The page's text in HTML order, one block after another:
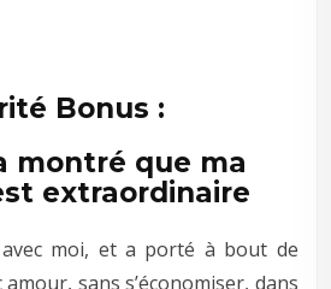
Bonus :
montré que ma
extraordinaire
moi, et a porté à bout de
sans s’économiser, dans